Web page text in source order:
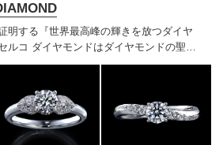
明する『世界最高峰の輝きを放つダイヤ
ルコ ダイヤモンドはダイヤモンドの聖地
200年以上の歴史がある真のカッターズ
グのデザインや品質にもこだわっていま
本物の輝きを一生身に着けていただきた
ージン・ダイヤモンド」「ハードプラチ
」にこだわっています。